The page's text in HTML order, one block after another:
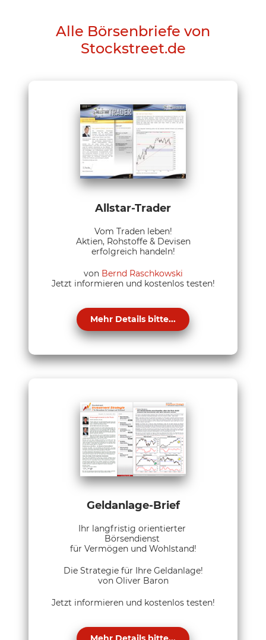
Alle Börsenbriefe von
Stockstreet.de
Allstar-Trader
Vom Traden leben!
Aktien, Rohstoffe & Devisen
erfolgreich handeln!
von Bernd Raschkowski
Jetzt informieren und kostenlos testen!
Mehr Details bitte...
Geldanlage-Brief
Ihr langfristig orientierter
Börsendienst
für Vermögen und Wohlstand!
Die Strategie für Ihre Geldanlage!
von Oliver Baron
Jetzt informieren und kostenlos testen!